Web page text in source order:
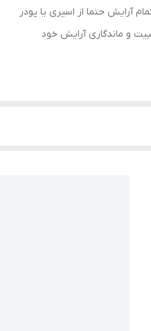
آرایش حتما از اسپری یا پودر
و ماندگاری آرایش خود